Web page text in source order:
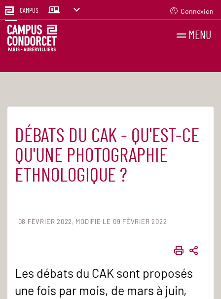
CAMPUS Connexion
MENU
Accueil Agenda
DÉBATS DU CAK - QU'EST-CE
QU'UNE PHOTOGRAPHIE
ETHNOLOGIQUE ?
08 FÉVRIER 2022 MODIFIÉ LE 09 FÉVRIER 2022
Les débats du CAK sont proposés
une fois par mois, de mars à juin,